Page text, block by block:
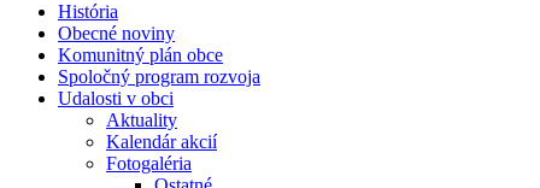
História
Obecné noviny
Komunitný plán obce
Spoločný program rozvoja
Udalosti v obci
Aktuality
Kalendár akcií
Fotogaléria